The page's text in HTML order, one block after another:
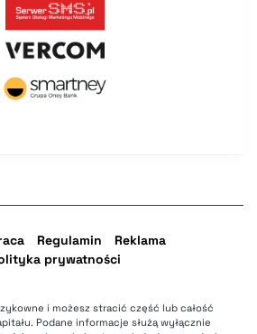
Regulamin
Reklama
prywatności
i możesz stracić część lub całość
Podane informacje służą wyłącznie